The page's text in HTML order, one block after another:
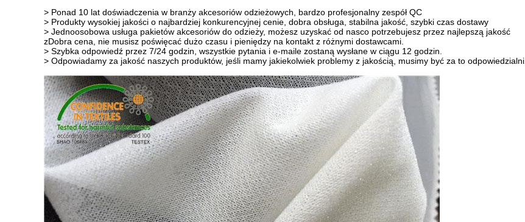
> Ponad 10 lat doświadczenia w branży akcesoriów odzieżowych, bardzo profesjonalny zespół QC
> Produkty wysokiej jakości o najbardziej konkurencyjnej cenie, dobra obsługa, stabilna jakość, szybki czas dostawy
> Jednoosobowa usługa pakietów akcesoriów do odzieży, możesz uzyskać od nasco potrzebujesz przez najlepszą jakość
zDobra cena, nie musisz poświęcać dużo czasu i pieniędzy na kontakt z różnymi dostawcami.
> Szybka odpowiedź przez 7/24 godzin, wszystkie pytania i e-maile zostaną wysłane w ciągu 12 godzin.
> Odpowiadamy za jakość naszych produktów, jeśli mamy jakiekolwiek problemy z jakością, musimy być za to odpowiedzialni.